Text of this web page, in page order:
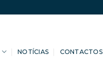
NOTÍCIAS CONTACTOS